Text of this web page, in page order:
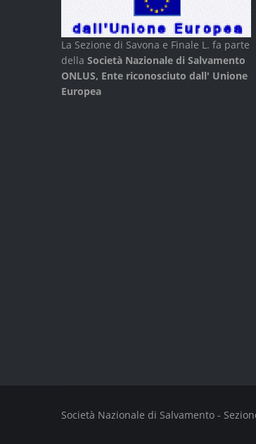
La Sezione di Savona e Finale L. fa parte
della Società Nazionale di Salvamento
ONLUS, Ente riconosciuto dall' Unione
Europea
Società Nazionale di Salvamento -